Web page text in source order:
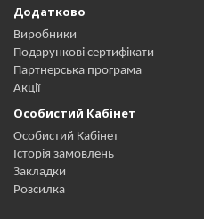
Додатково
Виробники
Подарункові сертифікати
Партнерська програма
Акції
Особистий Кабінет
Особистий Кабінет
Історія замовлень
Закладки
Розсилка